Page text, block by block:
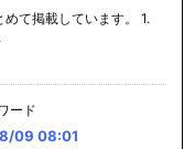
て掲載しています。 1.
ード
09 08:01